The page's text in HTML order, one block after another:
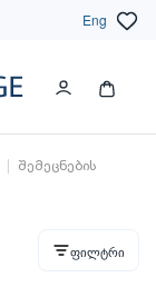
Eng
შემეცნების
ფილტრი